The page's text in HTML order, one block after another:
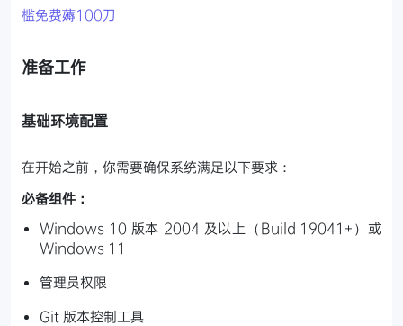
槛免费薅100刀
准备工作
基础环境配置
在开始之前，你需要确保系统满足以下要求：
必备组件：
Windows 10 版本 2004 及以上（Build 19041+）或
Windows 11
管理员权限
Git 版本控制工具